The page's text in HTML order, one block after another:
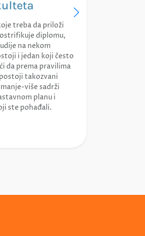
treba da priloži
diplomu,
na nekom
i jedan koji često
da prema pravilima
takozvani
više sadrži
planu i
ste pohađali.